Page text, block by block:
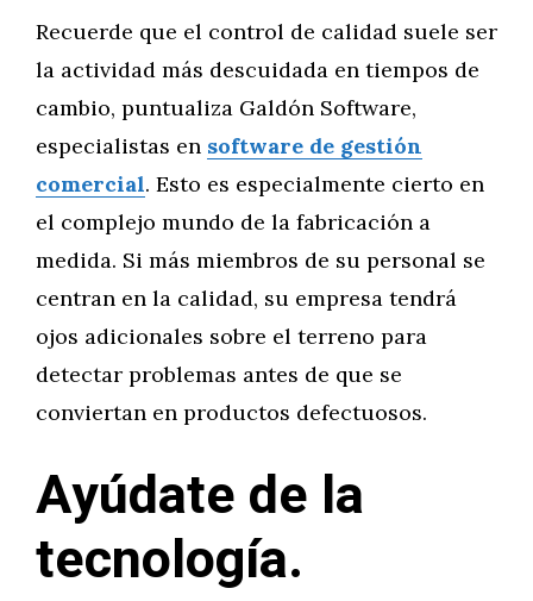
Recuerde que el control de calidad suele ser
la actividad más descuidada en tiempos de
cambio, puntualiza Galdón Software,
especialistas en software de gestión
comercial. Esto es especialmente cierto en
el complejo mundo de la fabricación a
medida. Si más miembros de su personal se
centran en la calidad, su empresa tendrá
ojos adicionales sobre el terreno para
detectar problemas antes de que se
conviertan en productos defectuosos.
Ayúdate de la
tecnología.